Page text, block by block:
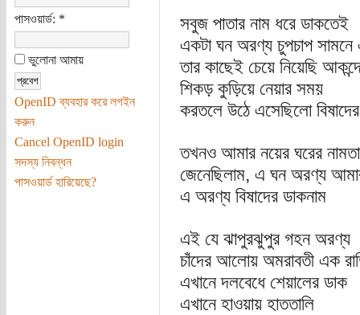
পাসওয়ার্ড: *
ভুলোনা আমায়
OpenID ব্যবহার করে লগইন
করুন
Cancel OpenID login
সদস্য নিবন্ধন
পাসওয়ার্ড হারিয়েছে?
সবুজ পাতার নাম ধরে ডাকতেই
একটা ঘন অরণ্য চুপচাপ সামনে
তার কাছেই চেয়ে নিয়েছি
শিকড় কুড়িয়ে নেয়ার সময়
করতলে উঠে এসেছিলো
তখনও আমার নয়ের ঘরের
জেনেছিলাম, এ ঘন অরণ্য
এ অরণ্য বিষাদের ডাকনাম
এই যে ঝাপুরঝুপুর গহন অরণ্য
চাঁদের আলোয় অমরাবতী এক
এখানে দলবেধে শেয়ালের ডাক
এখানে হাওয়ায় হাততালি